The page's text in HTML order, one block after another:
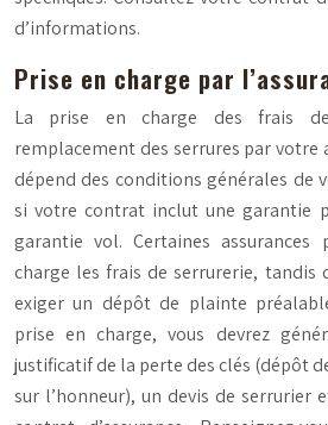
d’informations.
Prise en charge par
La prise en charge des frais
remplacement des serrures par votre
dépend des conditions générales de
si votre contrat inclut une garantie
garantie vol. Certaines assurances
charge les frais de serrurerie, tandis
exiger un dépôt de plainte
prise en charge, vous devrez
justificatif de la perte des clés (dépôt
sur l’honneur), un devis de serrurier